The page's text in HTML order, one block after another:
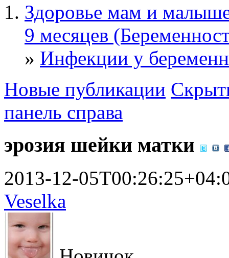
Здоровье мам и
9 месяцев
» Инфекции у
Новые публикации
панель справа
эрозия шейки матки
2013-12-
Veselka